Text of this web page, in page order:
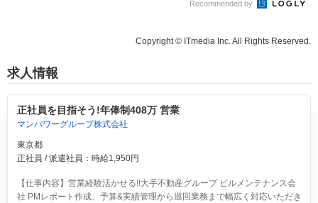
Recommended by
Copyright © ITmedia Inc. All Rights Reserved.
求人情報
正社員を目指そう!年俸制408万 営業
マンパワーグループ株式会社
東京都
正社員 / 派遣社員：時給1,950円
【仕事内容】営業経験活かせる!!大手不動産グループ ビルメンテナンス会
社 PMレポート作成、予算&実績管理から巡回業務まで幅広く対応いただき